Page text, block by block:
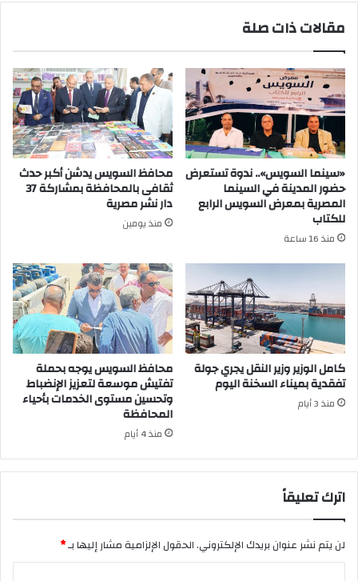
مقالات ذات صلة
«سينما السويس».. ندوة تستعرض
حضور المدينة في السينما
المصرية بمعرض السويس الرابع
للكتاب
منذ 16 ساعة
محافظ السويس يدشن أكبر حدث
ثقافى بالمحافظة بمشاركة 37
دار نشر مصرية
منذ يومين
كامل الوزير وزير النقل يجري جولة
تفقدية بميناء السخنة اليوم
منذ 3 أيام
محافظ السويس يوجه بحملة
تفتيش موسعة لتعزيز الإنضباط
وتحسين مستوى الخدمات بأحياء
المحافظة
منذ 4 أيام
اترك تعليقاً
لن يتم نشر عنوان بريدك الإلكتروني.الحقول الإلزامية مشار إليها بـ*